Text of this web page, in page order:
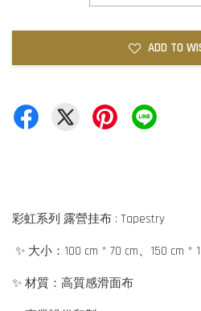
ADD TO
彩虹系列 露營挂布 : Tapestry
✨ 大小：100 cm * 70 cm、150 cm *
✨ 材質：高質感滑面布